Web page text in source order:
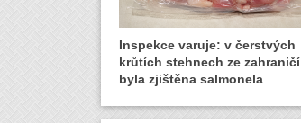
Inspekce varuje: v čerstvých
krůtích stehnech ze zahraničí
byla zjištěna salmonela